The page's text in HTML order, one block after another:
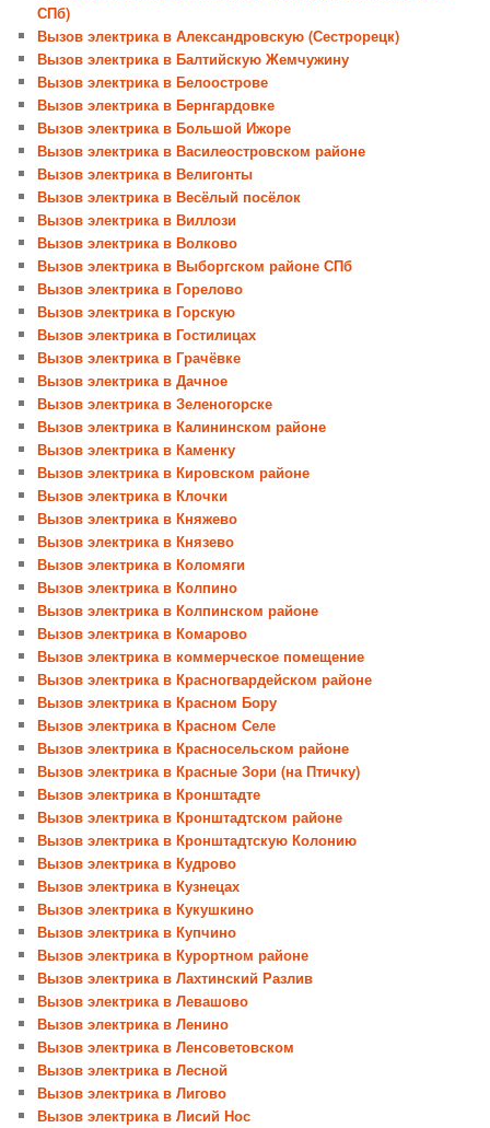
СПб)
Вызов электрика в Александровскую (Сестрорецк)
Вызов электрика в Балтийскую Жемчужину
Вызов электрика в Белоострове
Вызов электрика в Бернгардовке
Вызов электрика в Большой Ижоре
Вызов электрика в Василеостровском районе
Вызов электрика в Велигонты
Вызов электрика в Весёлый посёлок
Вызов электрика в Виллози
Вызов электрика в Волково
Вызов электрика в Выборгском районе СПб
Вызов электрика в Горелово
Вызов электрика в Горскую
Вызов электрика в Гостилицах
Вызов электрика в Грачёвке
Вызов электрика в Дачное
Вызов электрика в Зеленогорске
Вызов электрика в Калининском районе
Вызов электрика в Каменку
Вызов электрика в Кировском районе
Вызов электрика в Клочки
Вызов электрика в Княжево
Вызов электрика в Князево
Вызов электрика в Коломяги
Вызов электрика в Колпино
Вызов электрика в Колпинском районе
Вызов электрика в Комарово
Вызов электрика в коммерческое помещение
Вызов электрика в Красногвардейском районе
Вызов электрика в Красном Бору
Вызов электрика в Красном Селе
Вызов электрика в Красносельском районе
Вызов электрика в Красные Зори (на Птичку)
Вызов электрика в Кронштадте
Вызов электрика в Кронштадтском районе
Вызов электрика в Кронштадтскую Колонию
Вызов электрика в Кудрово
Вызов электрика в Кузнецах
Вызов электрика в Кукушкино
Вызов электрика в Купчино
Вызов электрика в Курортном районе
Вызов электрика в Лахтинский Разлив
Вызов электрика в Левашово
Вызов электрика в Ленино
Вызов электрика в Ленсоветовском
Вызов электрика в Лесной
Вызов электрика в Лигово
Вызов электрика в Лисий Нос